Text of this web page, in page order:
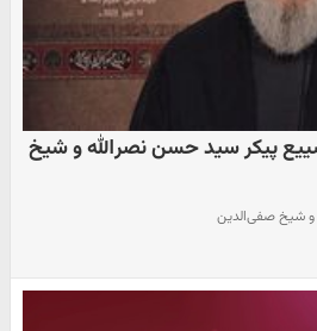
پیکر سید حسن نصرالله و شیخ
شیخ صفی‌الدین